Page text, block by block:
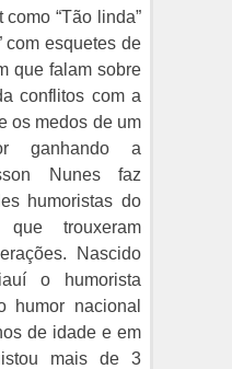
“Tão linda”
com esquetes de
que falam sobre
conflitos com a
os medos de um
ganhando a
Nunes faz
humoristas do
trouxeram
Nascido
o humorista
humor nacional
de idade e em
mais de 3